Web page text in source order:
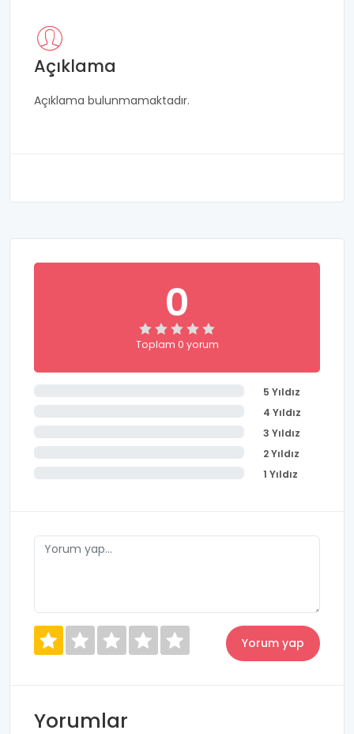
Açıklama
Açıklama bulunmamaktadır.
0
Toplam 0 yorum
5 Yıldız
4 Yıldız
3 Yıldız
2 Yıldız
1 Yıldız
Yorumlar